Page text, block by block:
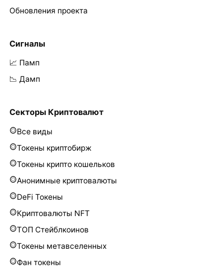
Обновления проекта
Сигналы
📈 Памп
📉 Дамп
Секторы Криптовалют
Все виды
Токены криптобирж
Токены крипто кошельков
Анонимные криптовалюты
DeFi Токены
Криптовалюты NFT
ТОП Стейблкоинов
Токены метавселенных
Фан токены